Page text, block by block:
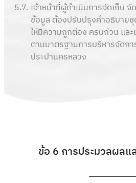
5.7. เจ้าหน้าที่ผู้ดำเนินการจัดเก็บ จั
ข้อมูล ต้องปรับปรุงคำอธิบาย
ให้มีความถูกต้อง ครบถ้วน และ
ตามมาตรฐานการบริหารจัดก
ประปานครหลวง
ข้อ 6 การประมวลผลแ